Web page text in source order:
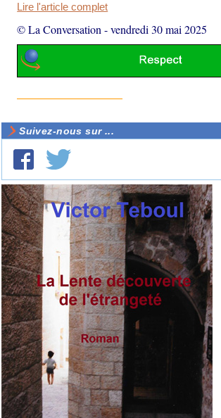
Lire l'article complet
© La Conversation -vendredi 30 mai 2025
Suivez-nous sur ...